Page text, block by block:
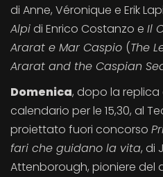
di Anne, Véronique e Erik
Alpidi Enrico Costanzo e Il
Ararat e Mar Caspio (The
Ararat and the Caspian
Domenica, dopo la
calendario per le 15,30, al
proiettato fuori concorso
fari che guidano la vita, di
Attenborough, pioniere del